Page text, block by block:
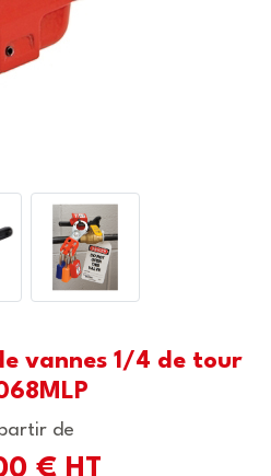
vannes 1/4 de tour
de
€ HT